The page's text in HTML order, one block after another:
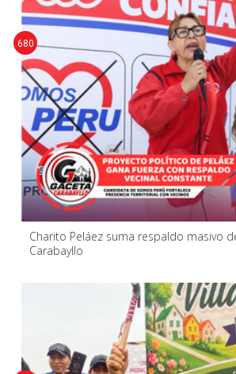
Charito Peláez suma respaldo masivo
Carabayllo
680